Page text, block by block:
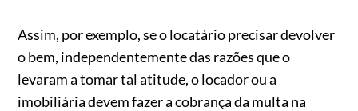
Assim, por exemplo, se o locatário precisar devolver
o bem, independentemente das razões que o
levaram a tomar tal atitude, o locador ou a
imobiliária devem fazer a cobrança da multa na